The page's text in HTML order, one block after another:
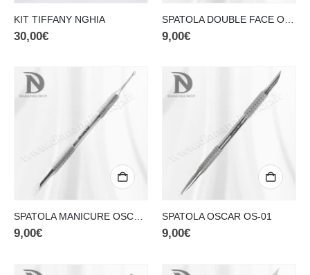
KIT TIFFANY NGHIA
30,00€ 9,00€
SPATOLA MANICURE OSCAR OS-02
9,00€
SPATOLA OSCAR OS-01
9,00€